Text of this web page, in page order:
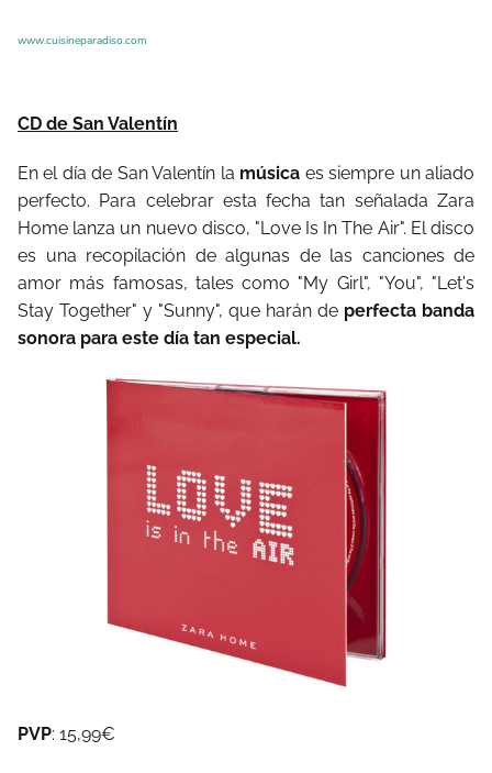
www.cuisineparadiso.com
CD de San Valentín
En el día de San Valentín la música es siempre un aliado
perfecto. Para celebrar esta fecha tan señalada Zara
Home lanza un nuevo disco, "Love Is In The Air". El disco
es una recopilación de algunas de las canciones de
amor más famosas, tales como "My Girl", "You", "Let's
Stay Together" y "Sunny", que harán de perfecta banda
sonora para este día tan especial.
PVP: 15,99€